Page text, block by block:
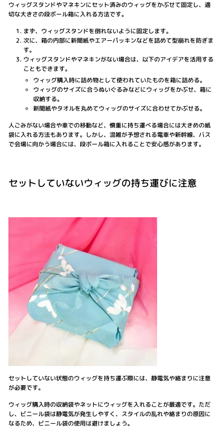
ウィッグスタンドやマネキンにセット済みのウィッグをかぶせて固定し、適
切な大きさの段ボール箱に入れる方法です。
まず、ウィッグスタンドを倒れないように固定します。
次に、箱の内部に新聞紙やエアーパッキンなどを詰めて型崩れを防ぎま
す。
ウィッグスタンドやマネキンがない場合は、以下のアイデアを活用する
こともできます。
ウィッグ購入時に詰め物として使われていたものを箱に詰める。
ウィッグのサイズに合うぬいぐるみなどにウィッグをかぶせ、箱に
収納する。
新聞紙やタオルを丸めてウィッグのサイズに合わせてかぶせる。
人ごみがない場合や車での移動など、慎重に持ち運べる場合には大きめの紙
袋に入れる方法もあります。しかし、混雑が予想される電車や新幹線、バス
で会場に向かう場合には、段ボール箱に入れることで安心感があります。
セットしていないウィッグの持ち運びに注意
セットしていない状態のウィッグを持ち運ぶ際には、静電気や絡まりに注意
が必要です。
ウィッグ購入時の収納袋やネットにウィッグを入れることが最適です。ただ
し、ビニール袋は静電気が発生しやすく、スタイルの乱れや絡まりの原因に
なるため、ビニール袋の使用は避けましょう。